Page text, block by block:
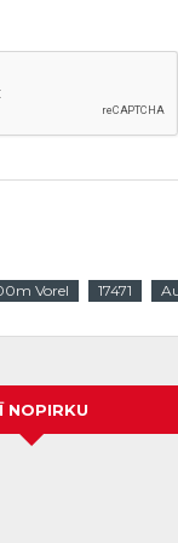
Vorel 17471
NOPIRKU